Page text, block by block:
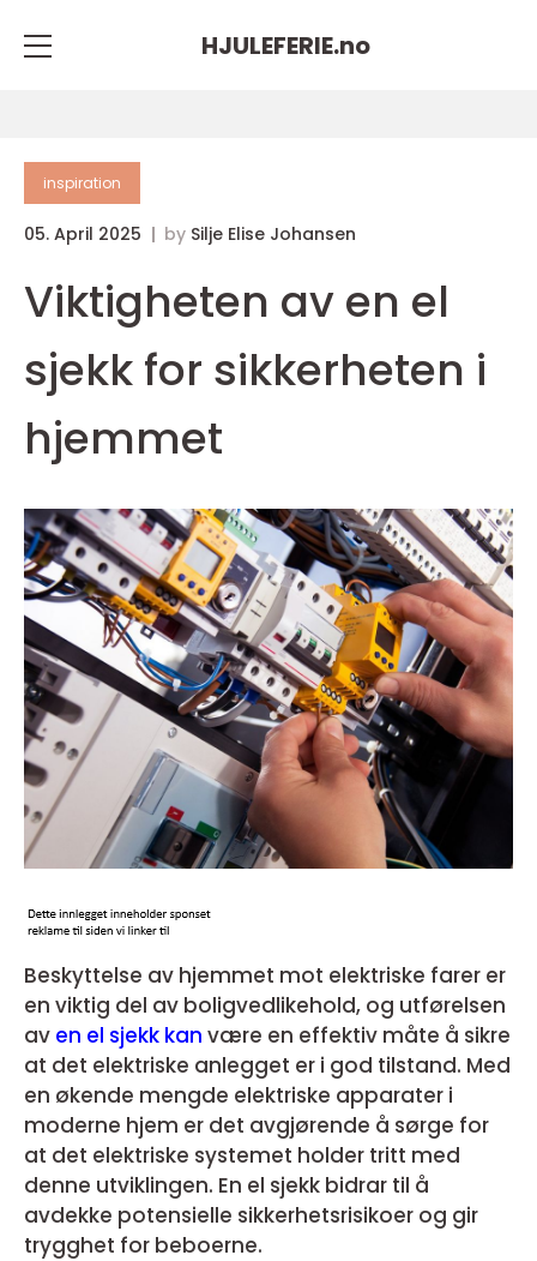
HJULEFERIE.no
inspiration
05. April 2025 by Silje Elise Johansen
Viktigheten av en el
sjekk for sikkerheten i
hjemmet
Beskyttelse av hjemmet mot elektriske farer er
en viktig del av boligvedlikehold, og utførelsen
av en el sjekk kan være en effektiv måte å sikre
at det elektriske anlegget er i god tilstand. Med
en økende mengde elektriske apparater i
moderne hjem er det avgjørende å sørge for
at det elektriske systemet holder tritt med
denne utviklingen. En el sjekk bidrar til å
avdekke potensielle sikkerhetsrisikoer og gir
trygghet for beboerne.